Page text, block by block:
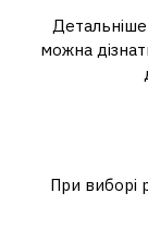
можна
При виборі